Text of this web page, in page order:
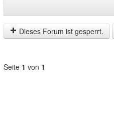
der
letzten
Zeit
by
Dieses Forum ist gesperrt.
Seite 1 von 1